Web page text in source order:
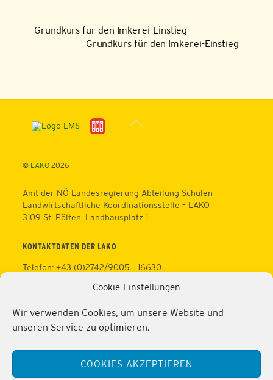
Cookie-Einstellungen
Wir verwenden Cookies, um unsere Website und
unseren Service zu optimieren.
COOKIES AKZEPTIEREN
Grundkurs für den Imkerei-Einstieg
Grundkurs für den Imkerei-Einstieg
Back
© LAKO2026
Amt der NÖ Landesregierung Abteilung Schulen
Landwirtschaftliche Koordinationsstelle – LAKO
3109 St. Pölten, Landhausplatz 1
KONTAKTDATEN DER LAKO
Telefon: +43 (0)2742/9005 – 16630
https://lako.at
Datenschutz
Impressum
Telefon: +43 (0)2286/2202